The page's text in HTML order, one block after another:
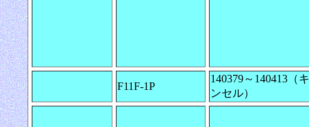
F11F-1P
140379～140413（
ンセル）